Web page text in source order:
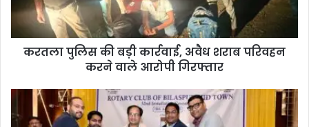
शराब
परिवहन
करने
करतला पुलिस की बड़ी कार्रवाई, अवैध शराब परिवहन
करने वाले आरोपी गिरफ्तार
रोटरी
बिलासपुर